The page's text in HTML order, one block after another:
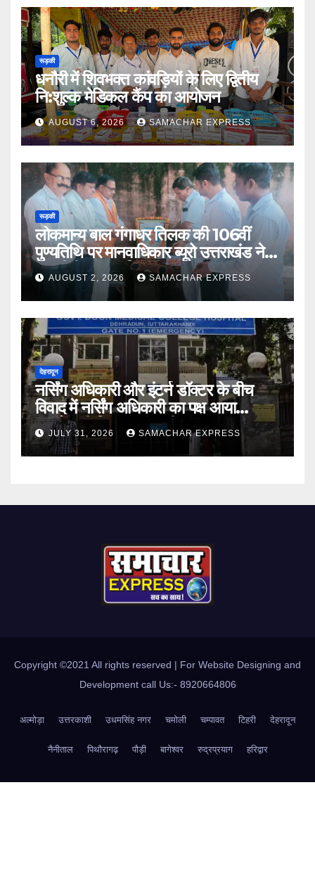
रूड़की
धनौरी में शिवभक्त कांवड़ियों के लिए द्वितीय
नि:शुल्क मेडिकल कैंप का आयोजन
AUGUST 6, 2026 SAMACHAR EXPRESS
रूड़की
लोकमान्य बाल गंगाधर तिलक की 106वीं
पुण्यतिथि पर मानवाधिकार ब्यूरो उत्तराखंड ने दी
भावभीनी श्रद्धांजलि
AUGUST 2, 2026 SAMACHAR EXPRESS
देहरादून
नर्सिंग अधिकारी और इंटर्न डॉक्टर के बीच
विवाद में नर्सिंग अधिकारी का पक्ष आया
सामने,करी निष्पक्ष जांच की मांग
JULY 31, 2026 SAMACHAR EXPRESS
Copyright ©2021 All rights reserved | For Website Designing and
Development call Us:- 8920664806
अल्मोड़ा उत्तरकाशी उधमसिंह नगर चमोली चम्पावत टिहरी देहरादून
नैनीताल पिथौरागढ़ पौड़ी बागेश्वर रुद्रप्रयाग हरिद्वार